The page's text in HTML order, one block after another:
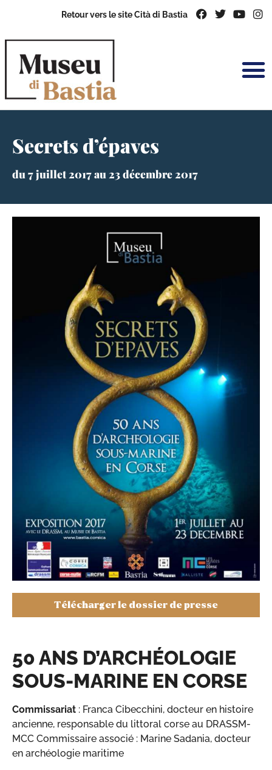
Retour vers le site Cità di Bastia
Secrets d’épaves
du 7 juillet 2017 au 23 décembre 2017
Télécharger le dossier de presse
50 ANS D’ARCHÉOLOGIE
SOUS-MARINE EN CORSE
Commissariat : Franca Cibecchini, docteur en histoire
ancienne, responsable du littoral corse au DRASSM-
MCC Commissaire associé : Marine Sadania, docteur
en archéologie maritime